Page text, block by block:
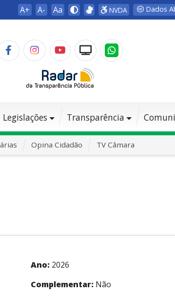
A+ A- Aa NVDA Dados
Legislações Transparência
Opina Cidadão TV Câmara
Ano: 2026
Complementar: Não